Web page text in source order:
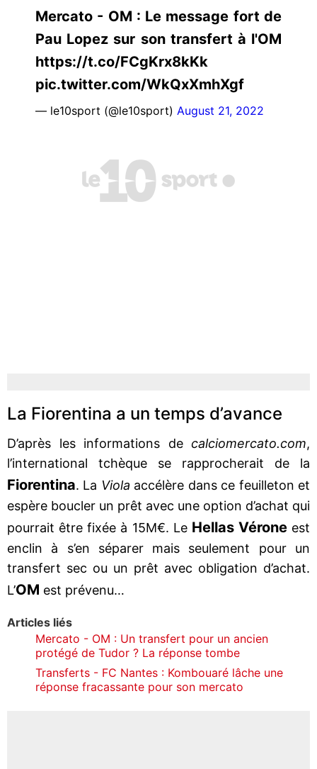
Mercato - OM : Le message fort de
Pau Lopez sur son transfert à l'OM
https://t.co/FCgKrx8kKk
pic.twitter.com/WkQxXmhXgf
— le10sport (@le10sport) August 21, 2022
La Fiorentina a un temps d’avance
D’après les informations de calciomercato.com,
l’international tchèque se rapprocherait de la
Fiorentina. La Viola accélère dans ce feuilleton et
espère boucler un prêt avec une option d’achat qui
pourrait être fixée à 15M€. Le Hellas Véroneest
enclin à s’en séparer mais seulement pour un
transfert sec ou un prêt avec obligation d’achat.
L’OM est prévenu…
Articles liés
Mercato - OM : Un transfert pour un ancien
protégé de Tudor ? La réponse tombe
Transferts - FC Nantes : Kombouaré lâche une
réponse fracassante pour son mercato